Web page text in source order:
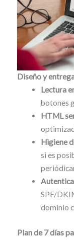
Diseño y
Lectura
botones
HTML
Higiene
si es
SPF/
dominio
Plan de 7 días